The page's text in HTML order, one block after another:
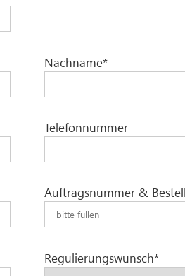
Nachname*
Telefonnummer
Auftragsnummer &
Regulierungswunsch*